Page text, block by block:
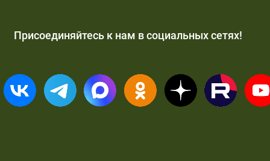
Присоединяйтесь к нам в социальных сетях!